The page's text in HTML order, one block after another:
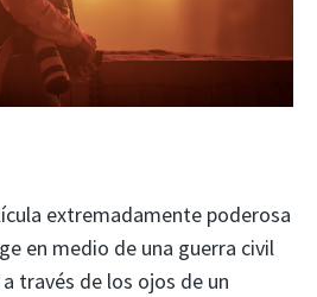
extremadamente poderosa
en medio de una guerra civil
través de los ojos de un